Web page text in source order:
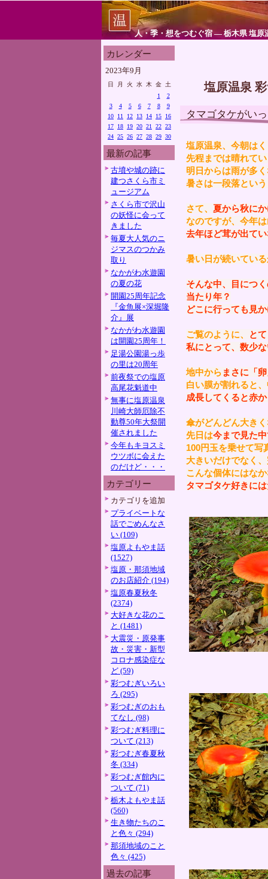
人・季・想をつむぐ宿 ― 栃木県 塩原
カレンダー
2023年9月
日 月 火 水 木 金
土
1
2
3
4 5 6 7 8
9
10
11 12 13 14 15
16
17
18 19 20 21 22 23
24 25 26 27 28 29 30
最新の記事
古墳や城の跡に
建つさくら市ミ
ュージアム
さくら市で沢山
の妖怪に会って
きました
毎夏大人気のニ
ジマスのつかみ
取り
なかがわ水遊園
の夏の花
開園25周年記念
『金魚展×深堀隆
介』展
なかがわ水遊園
は開園25周年！
足湯公園湯っ歩
の里は20周年
前夜祭での塩原
高尾花魁道中
無事に塩原温泉
川崎大師厄除不
動尊50年大祭開
催されました
今年もキヨスミ
ウツボに会えた
のだけど・・・
カテゴリー
カテゴリを追加
プライベートな
話でごめんなさ
い (109)
塩原よもやま話
(1527)
塩原・那須地域
のお店紹介 (194)
塩原春夏秋冬
(2374)
大好きな花のこ
と (1481)
大震災・原発事
故・災害・新型
コロナ感染症な
ど (59)
彩つむぎいろい
ろ (295)
彩つむぎのおも
てなし (98)
彩つむぎ料理に
ついて (213)
彩つむぎ春夏秋
冬 (334)
彩つむぎ館内に
ついて (71)
栃木よもやま話
(560)
生き物たちのこ
と色々 (294)
那須地域のこと
色々 (425)
過去の記事
塩原温泉
タマゴタケがい
塩原温泉、今朝は
先程までは晴れて
明日からは雨が多
暑さは一段落とい
さて、 夏から秋に
なのですが、今年
去年ほど茸が出て
暑い日が続いてい
そんな中、目につ
当たり年？
どこに行っても見
ご覧のように、
と
私にとって、数少
地中から まさに「
白い膜が割れると
成長してくると赤
傘がどんどん大き
先日は今まで見た
100円玉を乗せて写
大きいだけでなく
こんな個体にはな
タマゴタケ好きに